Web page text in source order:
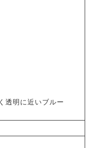
透明に近いブルー